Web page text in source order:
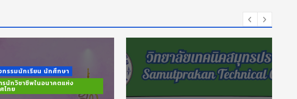
กรรมนักเรียน นักศึกษา
รนักวิชาชีพในอนาคตแห่ง
ไทย